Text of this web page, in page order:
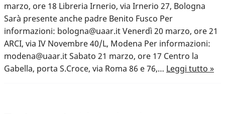
marzo, ore 18 Libreria Irnerio, via Irnerio 27, Bologna
Sarà presente anche padre Benito Fusco Per
informazioni: bologna@uaar.it Venerdì 20 marzo, ore 21
ARCI, via IV Novembre 40/L, Modena Per informazioni:
modena@uaar.it Sabato 21 marzo, ore 17 Centro la
Gabella, porta S.Croce, via Roma 86 e 76,… Leggi tutto »